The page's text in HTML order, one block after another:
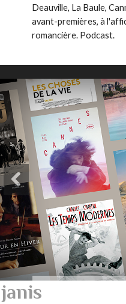
Deauville, La Baule,
avant-premières, à
romancière. Podcast.
janis